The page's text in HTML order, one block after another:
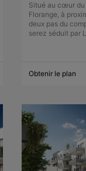
Situé au cœur
Florange, à
deux pas du
serez séduit par
Obtenir le plan